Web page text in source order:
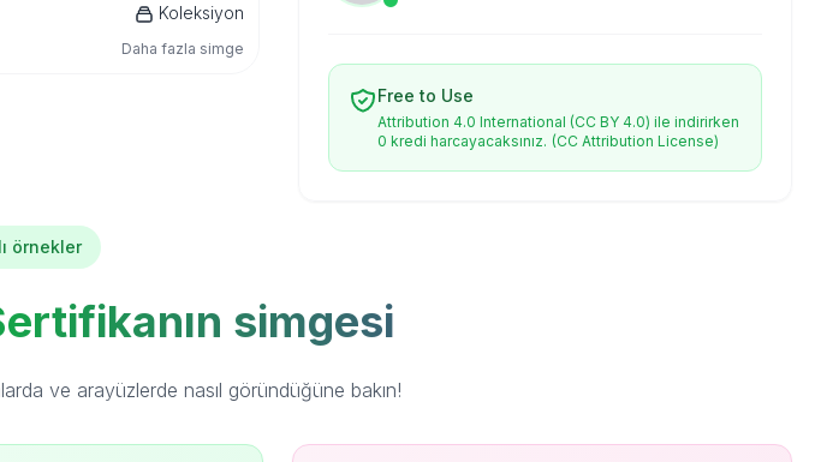
Koleksiyon
Daha fazla simge
Free to Use
Attribution 4.0 International (CC BY 4.0) ile indirirken
0 kredi harcayacaksınız. (CC Attribution License)
örnekler
simgesi
ve arayüzlerde nasıl göründüğüne bakın!